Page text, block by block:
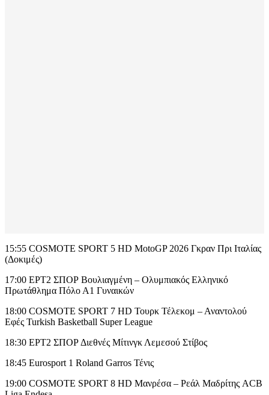
15:55 COSMOTE SPORT 5 HD MotoGP 2026 Γκραν Πρι Ιταλίας
(Δοκιμές)
17:00 ΕΡΤ2 ΣΠΟΡ Βουλιαγμένη – Ολυμπιακός Ελληνικό
Πρωτάθλημα Πόλο Α1 Γυναικών
18:00 COSMOTE SPORT 7 HD Τουρκ Τέλεκομ – Αναντολού
Εφές Turkish Basketball Super League
18:30 ΕΡΤ2 ΣΠΟΡ Διεθνές Μίτινγκ Λεμεσού Στίβος
18:45 Eurosport 1 Roland Garros Τένις
19:00 COSMOTE SPORT 8 HD Μανρέσα – Ρεάλ Μαδρίτης ACB